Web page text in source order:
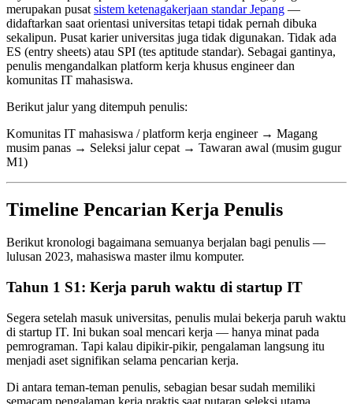
merupakan pusat sistem ketenagakerjaan standar Jepang —
didaftarkan saat orientasi universitas tetapi tidak pernah dibuka
sekalipun. Pusat karier universitas juga tidak digunakan. Tidak ada
ES (entry sheets) atau SPI (tes aptitude standar). Sebagai gantinya,
penulis mengandalkan platform kerja khusus engineer dan
komunitas IT mahasiswa.
Berikut jalur yang ditempuh penulis:
Komunitas IT mahasiswa / platform kerja engineer → Magang
musim panas → Seleksi jalur cepat → Tawaran awal (musim gugur
M1)
Timeline Pencarian Kerja Penulis
Berikut kronologi bagaimana semuanya berjalan bagi penulis —
lulusan 2023, mahasiswa master ilmu komputer.
Tahun 1 S1: Kerja paruh waktu di startup IT
Segera setelah masuk universitas, penulis mulai bekerja paruh waktu
di startup IT. Ini bukan soal mencari kerja — hanya minat pada
pemrograman. Tapi kalau dipikir-pikir, pengalaman langsung itu
menjadi aset signifikan selama pencarian kerja.
Di antara teman-teman penulis, sebagian besar sudah memiliki
semacam pengalaman kerja praktis saat putaran seleksi utama